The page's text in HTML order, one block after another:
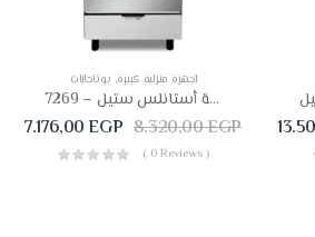
أجهزة منزلية كبيرة, بوتاجازات
بوتاجاز فريش رينبو 60 × 60 – 4 شعلة أستانلس ستيل – 7269
7.176,00EGP 8.320,00EGP
( 0 Reviews )